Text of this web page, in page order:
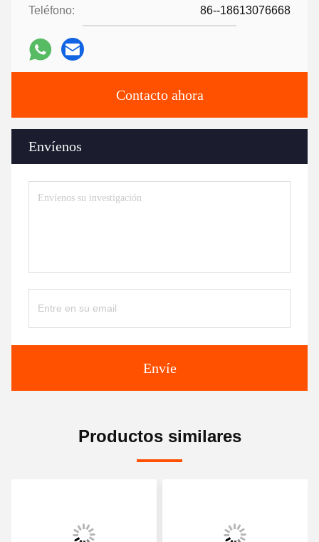
Teléfono: 86--18613076668
Contacto ahora
Envíenos
Envíe
Productos similares